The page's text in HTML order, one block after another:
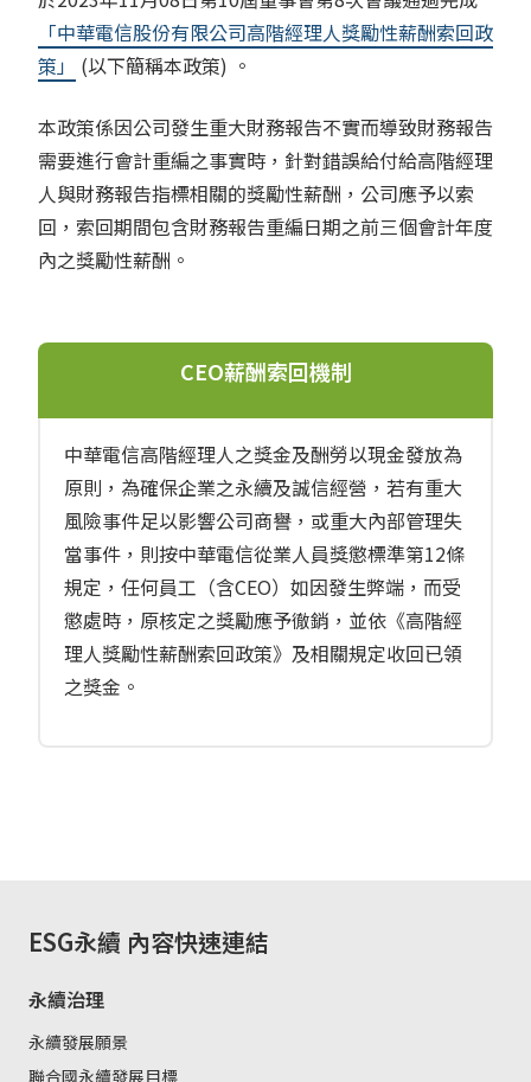
「中華電信股份有限公司高階經理人獎勵性薪酬索回政
策」
(以下簡稱本政策) 。
本政策係因公司發生重大財務報告不實而導致財務報告
需要進行會計重編之事實時，針對錯誤給付給高階經理
人與財務報告指標相關的獎勵性薪酬，公司應予以索
回，索回期間包含財務報告重編日期之前三個會計年度
內之獎勵性薪酬。
CEO薪酬索回機制
中華電信高階經理人之獎金及酬勞以現金發放為
原則，為確保企業之永續及誠信經營，若有重大
風險事件足以影響公司商譽，或重大內部管理失
當事件，則按中華電信從業人員獎懲標準第12條
規定，任何員工（含CEO）如因發生弊端，而受
懲處時，原核定之獎勵應予徹銷，並依《高階經
理人獎勵性薪酬索回政策》及相關規定收回已領
之獎金。
ESG永續 內容快速連結
永續治理
永續發展願景
聯合國永續發展目標